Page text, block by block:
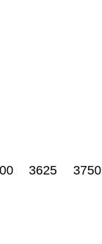
3625 3750